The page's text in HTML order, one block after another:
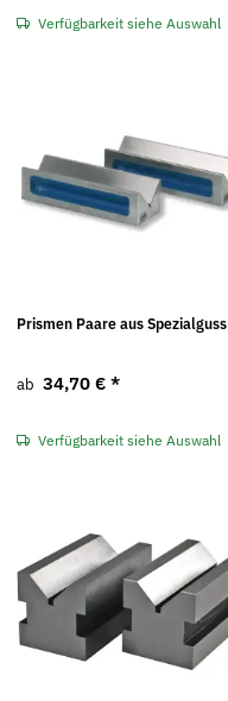
Verfügbarkeit siehe Auswahl
Prismen Paare aus Spezialguss
ab 34,70 € *
Verfügbarkeit siehe Auswahl